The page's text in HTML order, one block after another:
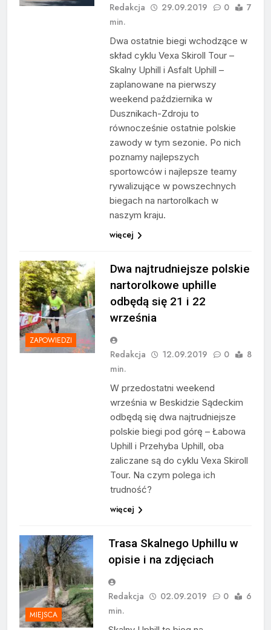
Redakcja 29.09.2019 0
7
min.
Dwa ostatnie biegi wchodzące w
skład cyklu Vexa Skiroll Tour –
Skalny Uphill i Asfalt Uphill –
zaplanowane na pierwszy
weekend października w
Dusznikach-Zdroju to
równocześnie ostatnie polskie
zawody w tym sezonie. Po nich
poznamy najlepszych
sportowców i najlepsze teamy
rywalizujące w powszechnych
biegach na nartorolkach w
naszym kraju.
więcej
ZAPOWIEDZI
Dwa najtrudniejsze polskie
nartorolkowe uphille
odbędą się 21 i 22
września
Redakcja 12.09.2019 0
8
min.
W przedostatni weekend
września w Beskidzie Sądeckim
odbędą się dwa najtrudniejsze
polskie biegi pod górę – Łabowa
Uphill i Przehyba Uphill, oba
zaliczane są do cyklu Vexa Skiroll
Tour. Na czym polega ich
trudność?
więcej
MIEJSCA
Trasa Skalnego Uphillu w
opisie i na zdjęciach
Redakcja 02.09.2019 0
6
min.